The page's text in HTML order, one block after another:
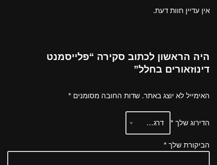
אין עדיין חוות דעת.
היה הראשון לכתוב סקירה “פלייסמנט
דינוזאורים בחלל”
האימייל לא יוצג באתר. שדות החובה מסומנים *
הדירוג שלך *
הביקורת שלך *